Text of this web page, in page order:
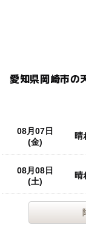
愛知県岡崎市の
08月07日
(金)
晴
08月08日
(土)
晴